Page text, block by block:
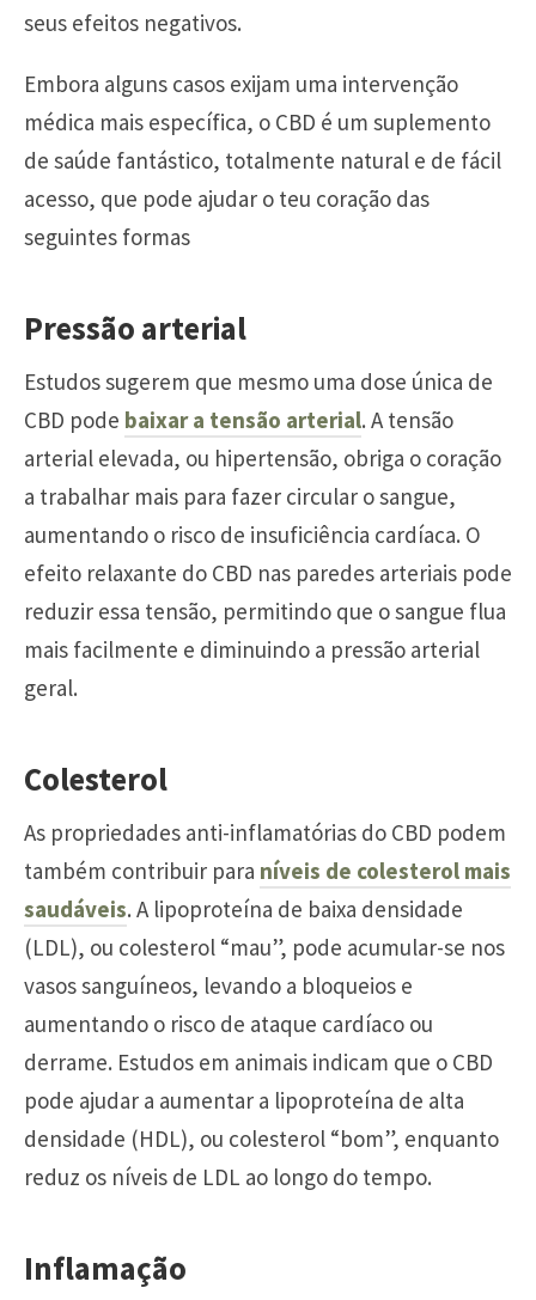
seus efeitos negativos.
Embora alguns casos exijam uma intervenção
médica mais específica, o CBD é um suplemento
de saúde fantástico, totalmente natural e de fácil
acesso, que pode ajudar o teu coração das
seguintes formas
Pressão arterial
Estudos sugerem que mesmo uma dose única de
CBD pode baixar a tensão arterial. A tensão
arterial elevada, ou hipertensão, obriga o coração
a trabalhar mais para fazer circular o sangue,
aumentando o risco de insuficiência cardíaca. O
efeito relaxante do CBD nas paredes arteriais pode
reduzir essa tensão, permitindo que o sangue flua
mais facilmente e diminuindo a pressão arterial
geral.
Colesterol
As propriedades anti-inflamatórias do CBD podem
também contribuir para níveis de colesterol mais
saudáveis. A lipoproteína de baixa densidade
(LDL), ou colesterol “mau”, pode acumular-se nos
vasos sanguíneos, levando a bloqueios e
aumentando o risco de ataque cardíaco ou
derrame. Estudos em animais indicam que o CBD
pode ajudar a aumentar a lipoproteína de alta
densidade (HDL), ou colesterol “bom”, enquanto
reduz os níveis de LDL ao longo do tempo.
Inflamação